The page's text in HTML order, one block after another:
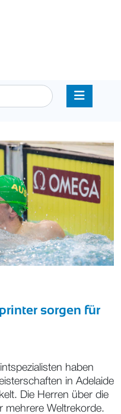
sorgen für
haben
in Adelaide
Die Herren über die
mehrere Weltrekorde.